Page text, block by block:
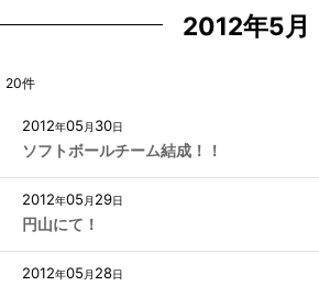
2012年5月
20件
2012年05 月 30日
ソフトボールチーム結成！！
2012年05 月 29日
円山にて！
2012年05 月 28日